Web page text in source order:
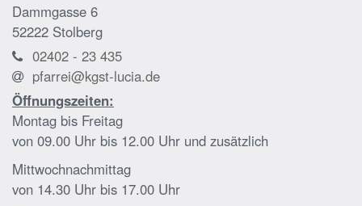
Dammgasse 6
52222 Stolberg
02402 - 23 435
pfarrei@kgst-lucia.de
Öffnungszeiten:
Montag bis Freitag
von 09.00 Uhr bis 12.00 Uhr und zusätzlich
Mittwochnachmittag
von 14.30 Uhr bis 17.00 Uhr